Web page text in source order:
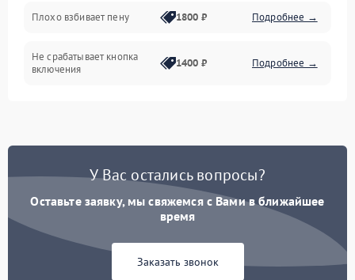
Программное обеспечение
Плохо взбивает пену 1800 ₽ Подробнее →
Не срабатывает кнопка
включения
1400 ₽ Подробнее →
Постоянные сбои в работе 1500 ₽ Подробнее →
У Вас остались вопросы?
Оставьте заявку, мы свяжемся с Вами в ближайшее
время
Заказать звонок